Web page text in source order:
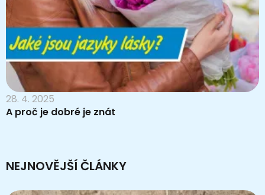
28. 4. 2025
A proč je dobré je znát
NEJNOVĚJŠÍ ČLÁNKY